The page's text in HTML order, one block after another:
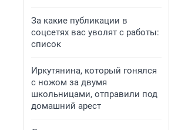
За какие публикации в
соцсетях вас уволят с работы:
список
Иркутянина, который гонялся
с ножом за двумя
школьницами, отправили под
домашний арест